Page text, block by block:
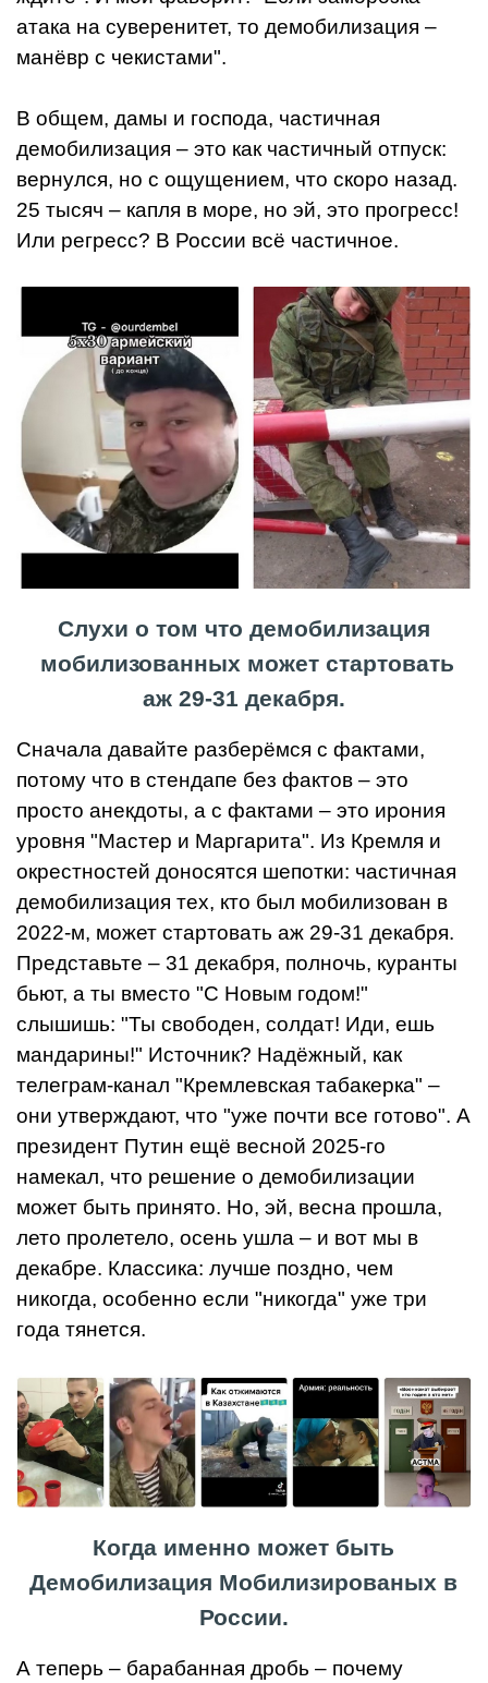
атака на суверенитет, то демобилизация –
манёвр с чекистами".
В общем, дамы и господа, частичная
демобилизация – это как частичный отпуск:
вернулся, но с ощущением, что скоро назад.
25 тысяч – капля в море, но эй, это прогресс!
Или регресс? В России всё частичное.
Слухи о том что демобилизация
мобилизованных может стартовать
аж 29-31 декабря.
Сначала давайте разберёмся с фактами,
потому что в стендапе без фактов – это
просто анекдоты, а с фактами – это ирония
уровня "Мастер и Маргарита". Из Кремля и
окрестностей доносятся шепотки: частичная
демобилизация тех, кто был мобилизован в
2022-м, может стартовать аж 29-31 декабря.
Представьте – 31 декабря, полночь, куранты
бьют, а ты вместо "С Новым годом!"
слышишь: "Ты свободен, солдат! Иди, ешь
мандарины!" Источник? Надёжный, как
телеграм-канал "Кремлевская табакерка" –
они утверждают, что "уже почти все готово". А
президент Путин ещё весной 2025-го
намекал, что решение о демобилизации
может быть принято. Но, эй, весна прошла,
лето пролетело, осень ушла – и вот мы в
декабре. Классика: лучше поздно, чем
никогда, особенно если "никогда" уже три
года тянется.
Когда именно может быть
Демобилизация Мобилизированых в
России.
А теперь – барабанная дробь – почему